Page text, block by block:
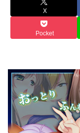
X
Pocket